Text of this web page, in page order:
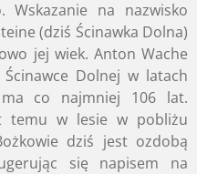
Wskazanie na nazwisko
(dziś Ścinawka Dolna)
jej wiek. Anton Wache
Dolnej w latach
ma co najmniej 106 lat.
temu w lesie w pobliżu
dziś jest ozdobą
się napisem na